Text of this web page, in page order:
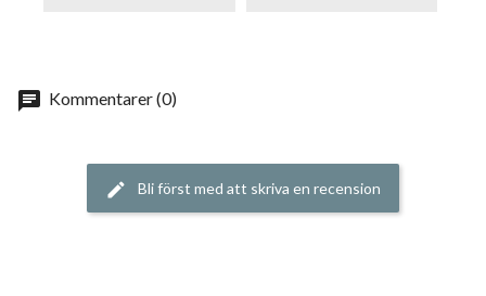
chat Kommentarer (0)
edit Bli först med att skriva en recension